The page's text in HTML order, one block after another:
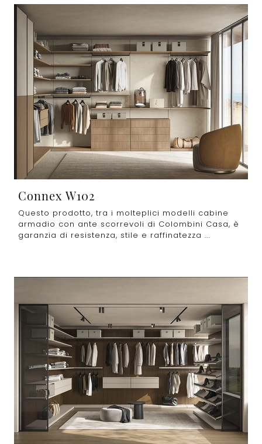
Connex W102
Questo prodotto, tra i molteplici modelli cabine
armadio con ante scorrevoli di Colombini Casa, è
garanzia di resistenza, stile e raffinatezza ...